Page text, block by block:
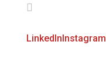

LinkedInInstagram